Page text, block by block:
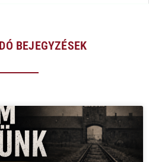
BEJEGYZÉSEK